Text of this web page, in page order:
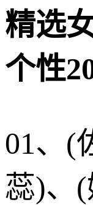
精选
个性
01、(
蕊)、